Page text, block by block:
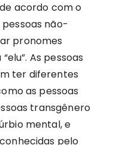
acordo com o
não-
pronomes
As pessoas
ter diferentes
as pessoas
transgênero
mental, e
pelo